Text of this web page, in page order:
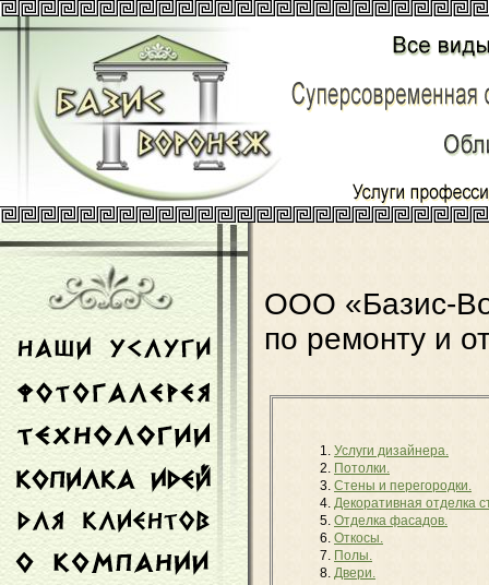
ООО «Базис-
по ремонту и
Услуги дизайнера.
Потолки.
Стены и перегородки.
Декоративная отделка
Отделка фасадов.
Откосы.
Полы.
Двери.